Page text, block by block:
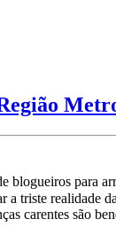
blogueiros para
a triste realidade
carentes são